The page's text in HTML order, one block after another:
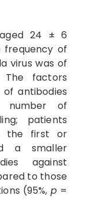
24 ± 6
frequency of
virus was of
The factors
antibodies
number of
patients
the first or
a smaller
against
to those
(95%, p=